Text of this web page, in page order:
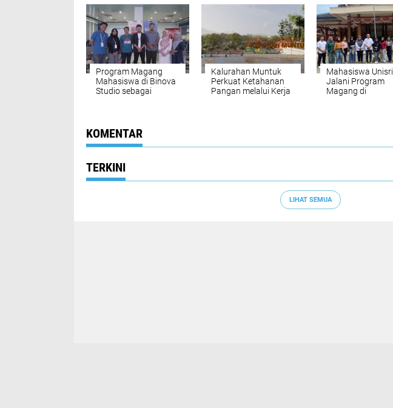
bertema Silahturahmi
Akbar Guru Indonesia
Program Magang
Mahasiswa di Binova
Studio sebagai
Marketing dan Media
Sosial
Kalurahan Muntuk
Perkuat Ketahanan
Pangan melalui Kerja
Mahasiswa Unisri
Jalani Program
Magang di
KOMENTAR
TERKINI
LIHAT SEMUA